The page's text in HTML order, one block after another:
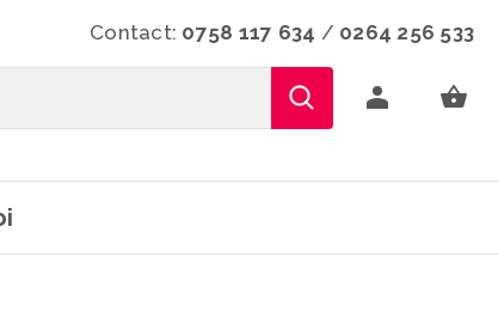
Contact: 0758 117 634 / 0264 256 533